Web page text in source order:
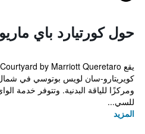
حول كورتيارد باي
كويريتارو-سان لويس بوتوسي في
ومركزًا للياقة البدنية. وتتوفر خدمة
للسي...
المزيد